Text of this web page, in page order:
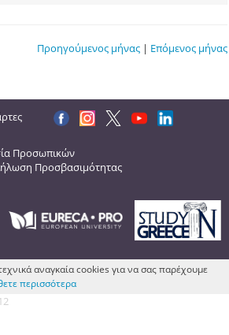
Προηγούμενος μήνας| Επόμενος μήνας
Προσωπικών
Προσβασιμότητας
αναγκαία cookies για να σας παρέχουμε
περισσότερα